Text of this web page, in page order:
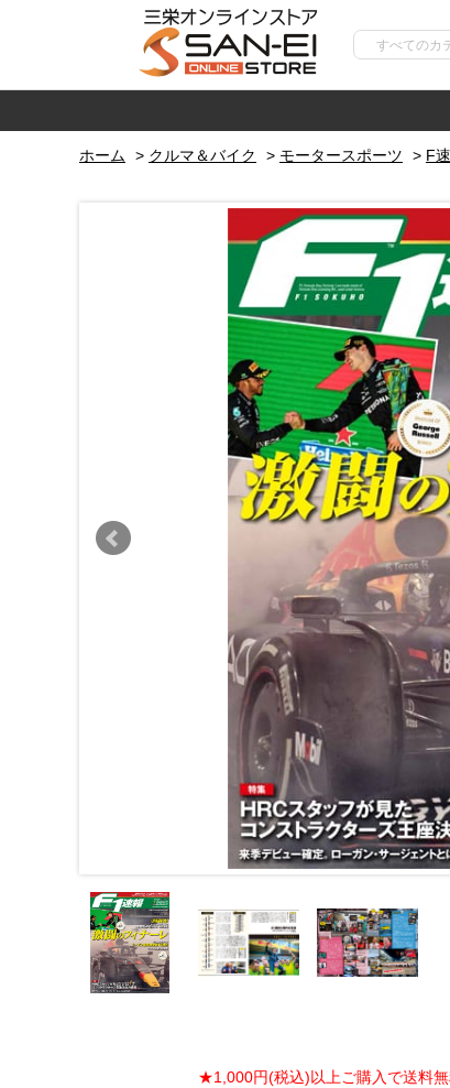
ホーム > クルマ＆バイク > モータースポーツ > F
★1,000円(税込)以上ご購入で送